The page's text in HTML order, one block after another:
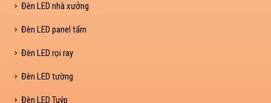
Đèn LED nhà xưởng
Đèn LED panel tấm
Đèn LED rọi ray
Đèn LED tường
Đèn LED Tuýp